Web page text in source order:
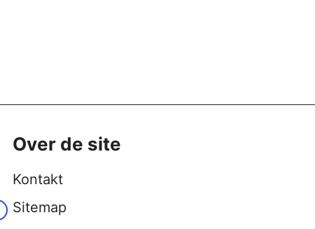
Over de site
Kontakt
Sitemap